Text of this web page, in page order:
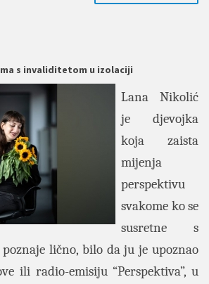
s invaliditetom u izolaciji
Lana Nikolić
je djevojka
koja zaista
mijenja
perspektivu
svakome ko se
susretne s
lično, bilo da ju je upoznao
ili radio-emisiju “Perspektiva”, u